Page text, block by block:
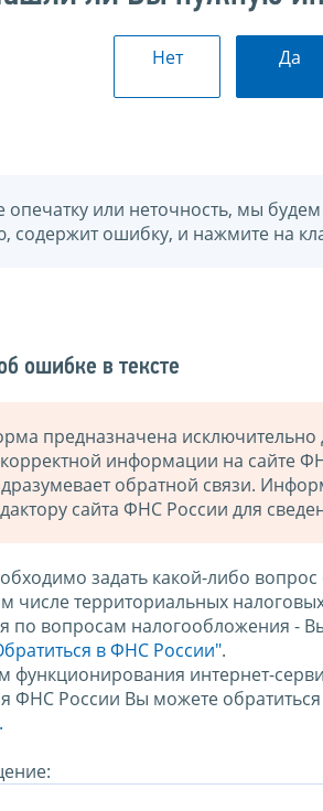
Нет Да
опечатку или неточность, мы
содержит ошибку, и нажмите на
ошибке в тексте
предназначена
информации на сайте
обратной связи.
сайта ФНС России для
задать какой-либо
числе территориальных
по вопросам налогообложения -
в ФНС России".
функционирования интернет-
ФНС России Вы можете